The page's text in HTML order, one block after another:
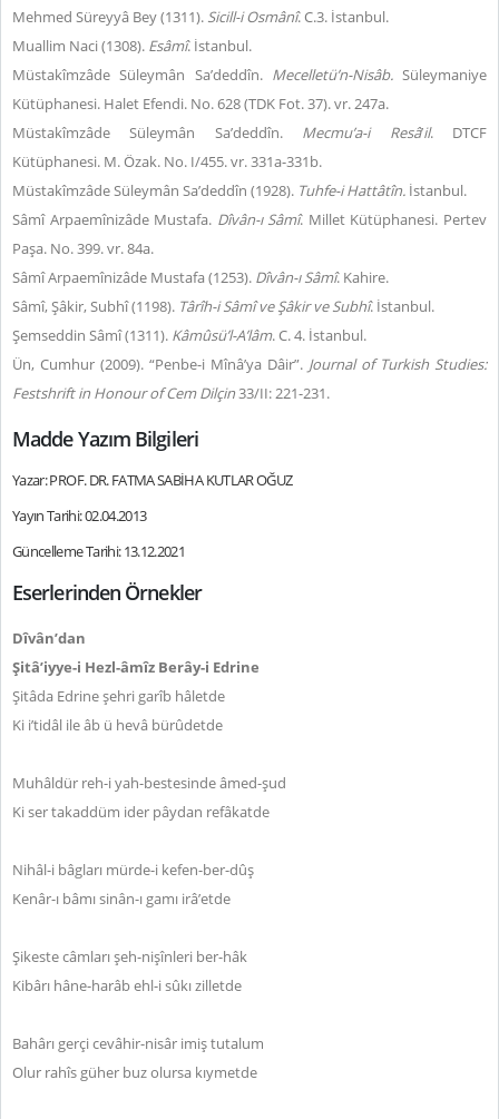
Mehmed Süreyyâ Bey (1311). Sicill-i Osmânî. C.3. İstanbul.
Muallim Naci (1308). Esâmî. İstanbul.
Müstakîmzâde Süleymân Sa’deddîn. Mecelletü’n-Nisâb.Süleymaniye
Kütüphanesi. Halet Efendi. No. 628 (TDK Fot. 37). vr. 247a.
Müstakîmzâde Süleymân Sa’deddîn. Mecmu’a-i Resâ’il. DTCF
Kütüphanesi. M. Özak. No. I/455. vr. 331a-331b.
Müstakîmzâde Süleymân Sa’deddîn (1928). Tuhfe-i Hattâtîn. İstanbul.
Sâmî Arpaemînizâde Mustafa. Dîvân-ı Sâmî. Millet Kütüphanesi. Pertev
Paşa. No. 399. vr. 84a.
Sâmî Arpaemînizâde Mustafa (1253). Dîvân-ıSâmî. Kahire.
Sâmî, Şâkir, Subhî (1198). Târîh-i Sâmî ve Şâkir ve Subhî. İstanbul.
Şemseddin Sâmî (1311). Kâmûsü’l-A’lâm. C. 4. İstanbul.
Ün, Cumhur (2009). “Penbe-i Mînâ’ya Dâir”. Journal of Turkish Studies:
Festshrift in Honour of Cem Dilçin33/II: 221-231.
Madde Yazım Bilgileri
Yazar: PROF. DR. FATMA SABİHA KUTLAR OĞUZ
Yayın Tarihi: 02.04.2013
Güncelleme Tarihi: 13.12.2021
Eserlerinden Örnekler
Dîvân’dan
Şitâ’iyye-i Hezl-âmîz Berây-i Edrine
Şitâda Edrine şehri garîb hâletde
Ki i’tidâl ile âb ü hevâ bürûdetde
Muhâldür reh-i yah-bestesinde âmed-şud
Ki ser takaddüm ider pâydan refâkatde
Nihâl-i bâgları mürde-i kefen-ber-dûş
Kenâr-ı bâmı sinân-ı gamı irâ’etde
Şikeste câmları şeh-nişînleri ber-hâk
Kibârı hâne-harâb ehl-i sûkı zilletde
Bahârı gerçi cevâhir-nisâr imiş tutalum
Olur rahîs güher buz olursa kıymetde